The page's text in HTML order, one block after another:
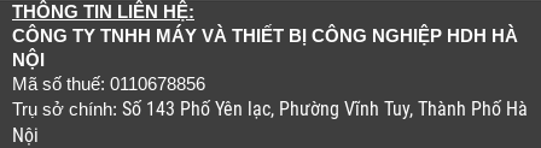
THÔNG TIN LIÊN HỆ:
CÔNG TY TNHH MÁY VÀ THIẾT BỊ CÔNG NGHIỆP HDH HÀ
NỘI
Mã số thuế: 0110678856
Trụ sở chính: Số 143 Phố Yên lạc, Phường Vĩnh Tuy, Thành Phố Hà
Nội